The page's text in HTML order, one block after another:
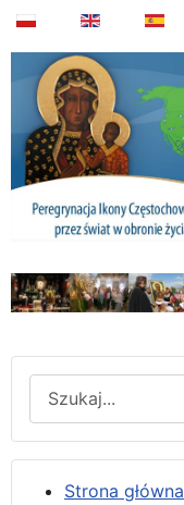
Strona główna